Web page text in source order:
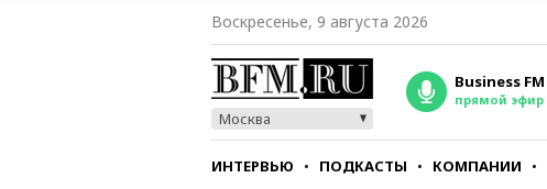
Воскресенье, 9 августа 2026
Москва
Business FM
прямой эфир
ИНТЕРВЬЮ ПОДКАСТЫ КОМПАНИИ